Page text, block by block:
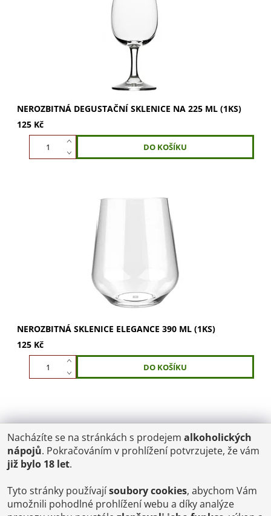
pro plné vychutnání nápoje....
NEROZBITNÁ DEGUSTAČNÍ SKLENICE NA 225 ML (1KS)
125 Kč
Nerozbitná sklenice Elegance 390 ml pro vodu, víno i další
nápoje. Praktická sklenice bez nožičky v univerzálním
designu pro každou příležitost....
NEROZBITNÁ SKLENICE ELEGANCE 390 ML (1KS)
125 Kč
POŠTOVNÉ
ČR: od 95,-
SK: 350,-
€ = 24,00 CZK
Dopravy a Platby
Nacházíte se na stránkách s prodejem alkoholických
nápojů. Pokračováním v prohlížení potvrzujete, že vám
již bylo 18 let.
Tyto stránky používajísoubory cookies, abychom Vám
umožnili pohodlné prohlížení webu a díky analýze